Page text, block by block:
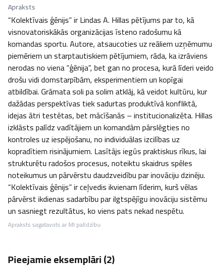
Apraksts
“Kolektīvais ģēnijs” ir Lindas A. Hillas pētījums par to, kā
visnovatoriskākās organizācijas īsteno radošumu kā
komandas sportu. Autore, atsaucoties uz reāliem uzņēmumu
piemēriem un starptautiskiem pētījumiem, rāda, ka izrāviens
nerodas no viena “ģēnija”, bet gan no procesa, kurā līderi veido
drošu vidi domstarpībām, eksperimentiem un kopīgai
atbildībai. Grāmata soli pa solim atklāj, kā veidot kultūru, kur
dažādas perspektīvas tiek sadurtas produktīvā konfliktā,
idejas ātri testētas, bet mācīšanās – institucionalizēta. Hillas
izklāsts palīdz vadītājiem un komandām pārslēgties no
kontroles uz iespējošanu, no individuālas izcilības uz
kopradītiem risinājumiem. Lasītājs iegūs praktiskus rīkus, lai
strukturētu radošos procesus, noteiktu skaidrus spēles
noteikumus un pārvērstu daudzveidību par inovāciju dzinēju.
“Kolektīvais ģēnijs” ir ceļvedis ikvienam līderim, kurš vēlas
pārvērst ikdienas sadarbību par ilgtspējīgu inovāciju sistēmu
un sasniegt rezultātus, ko viens pats nekad nespētu.
Apraksts sagatavots ar MI palīdzību
Pieejamie eksemplāri (2)